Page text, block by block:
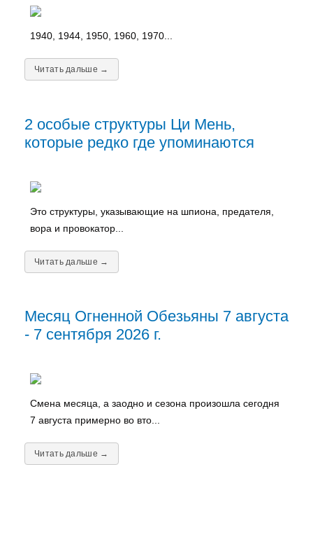
1940, 1944, 1950, 1960, 1970...
Читать дальше →
2 особые структуры Ци Мень,
которые редко где упоминаются
Это структуры, указывающие на шпиона, предателя,
вора и провокатор...
Читать дальше →
Месяц Огненной Обезьяны 7 августа
- 7 сентября 2026 г.
Смена месяца, а заодно и сезона произошла сегодня
7 августа примерно во вто...
Читать дальше →